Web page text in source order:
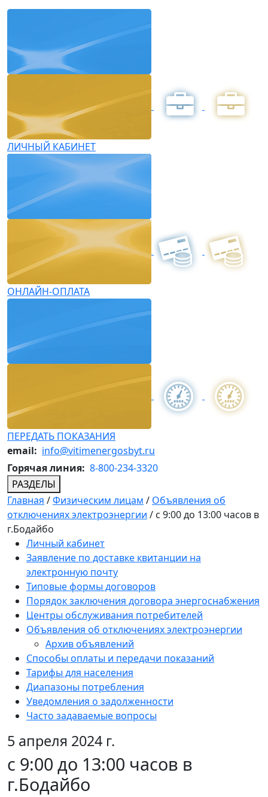
ЛИЧНЫЙ КАБИНЕТ
ОНЛАЙН-ОПЛАТА
ПЕРЕДАТЬ ПОКАЗАНИЯ
email: info@vitimenergosbyt.ru
Горячая линия: 8-800-234-3320
РАЗДЕЛЫ
Главная /Физическим лицам / Объявления об
отключениях электроэнергии / с 9:00 до 13:00 часов в
г.Бодайбо
Личный кабинет
Заявление по доставке квитанции на
электронную почту
Типовые формы договоров
Порядок заключения договора энергоснабжения
Центры обслуживания потребителей
Объявления об отключениях электроэнергии
Архив объявлений
Способы оплаты и передачи показаний
Тарифы для населения
Диапазоны потребления
Уведомления о задолженности
Часто задаваемые вопросы
5 апреля 2024 г.
с 9:00 до 13:00 часов в
г.Бодайбо